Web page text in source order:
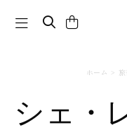
Toggle navigation
ホーム
シェ